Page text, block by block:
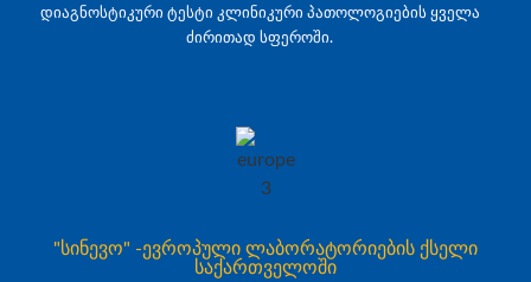
დიაგნოსტიკური ტესტი კლინიკური პათოლოგიების ყველა
ძირითად სფეროში.
"სინევო" -ევროპული ლაბორატორიების ქსელი
საქართველოში